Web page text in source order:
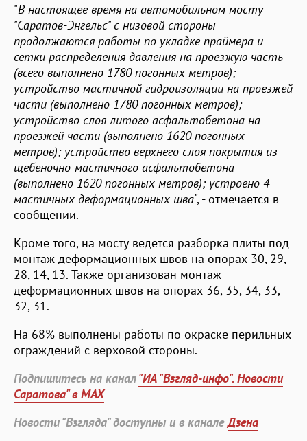
"В настоящее время на автомобильном мосту
"Саратов-Энгельс" с низовой стороны
продолжаются работы по укладке праймера и
сетки распределения давления на проезжую часть
(всего выполнено 1780 погонных метров);
устройство мастичной гидроизоляции на проезжей
части (выполнено 1780 погонных метров);
устройство слоя литого асфальтобетона на
проезжей части (выполнено 1620 погонных
метров); устройство верхнего слоя покрытия из
щебеночно-мастичного асфальтобетона
(выполнено 1620 погонных метров); устроено 4
мастичных деформационных шва", - отмечается в
сообщении.
Кроме того, на мосту ведется разборка плиты под
монтаж деформационных швов на опорах 30, 29,
28, 14, 13. Также организован монтаж
деформационных швов на опорах 36, 35, 34, 33,
32, 31.
На 68% выполнены работы по окраске перильных
ограждений с верховой стороны.
Подпишитесь на канал"ИА "Взгляд-инфо". Новости
Саратова" в MAX
Новости "Взгляда" доступны и в каналеДзена